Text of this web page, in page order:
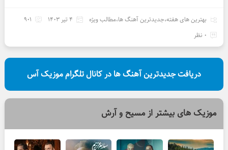
بهترین های هفته،جدیدترین آهنگ ها،مطالب ویژه 4 تیر 1403
901
0 نظر
دریافت جدیدترین آهنگ ها در کانال تلگرام موزیک آس
موزیک های بیشتر ازمسیح و آرش